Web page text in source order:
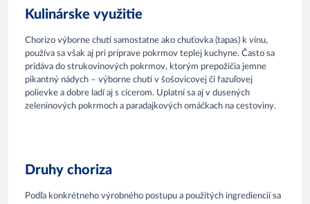
Kulinárske využitie
Chorizo výborne chutí samostatne ako chuťovka (tapas) k vínu,
používa sa však aj pri príprave pokrmov teplej kuchyne. Často sa
pridáva do strukovinových pokrmov, ktorým prepožičia jemne
pikantný nádych – výborne chutí v šošovicovej či fazuľovej
polievke a dobre ladí aj s cícerom. Uplatní sa aj v dusených
zeleninových pokrmoch a paradajkových omáčkach na cestoviny.
Druhy choriza
Podľa konkrétneho výrobného postupu a použitých ingrediencií sa